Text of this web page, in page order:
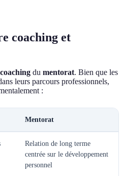
coaching et
coaching du mentorat. Bien que les
leurs parcours professionnels,
:
Mentorat
Relation de long terme
centrée sur le développement
personnel